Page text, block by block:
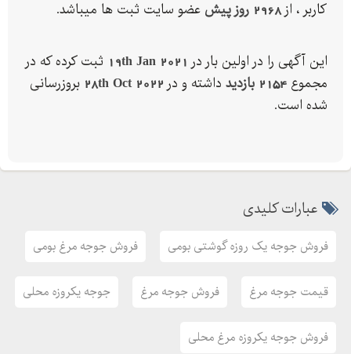
کاربر ، از2968 روز پیش عضو سایت ثبت ها میباشد.
این آگهی را در اولین بار در 19th Jan 2021 ثبت کرده که در
مجموع 2154 بازدید داشته و در 28th Oct 2022 بروزرسانی
شده است.
عبارات کلیدی
فروش جوجه یک روزه گوشتی بومی فروش جوجه مرغ بومی
قیمت جوجه مرغ فروش جوجه مرغ جوجه یکروزه محلی
فروش جوجه یکروزه مرغ محلی